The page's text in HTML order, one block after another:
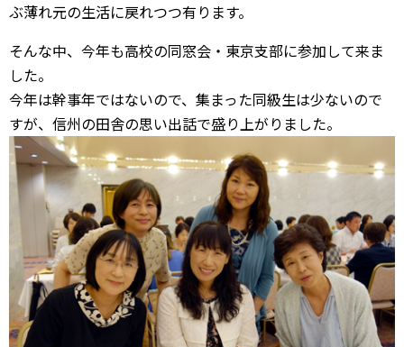
ぶ薄れ元の生活に戻れつつ有ります。
そんな中、今年も高校の同窓会・東京支部に参加して来ま
した。
今年は幹事年ではないので、集まった同級生は少ないので
すが、信州の田舎の思い出話で盛り上がりました。